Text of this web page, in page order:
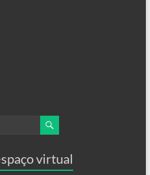
virtual